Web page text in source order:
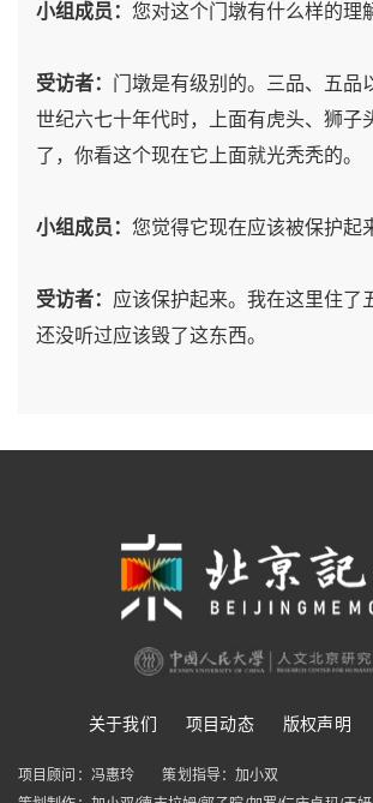
小组成员： 您对这个门墩有什么样的理
受访者： 门墩是有级别的。三品、五品
世纪六七十年代时，上面有虎头、狮子
了，你看这个现在它上面就光秃秃的。
小组成员： 您觉得它现在应该被保护起
受访者： 应该保护起来。我在这里住了
还没听过应该毁了这东西。
关于我们 项目动态 版权声明
项目顾问：冯惠玲
策划指导：加小双